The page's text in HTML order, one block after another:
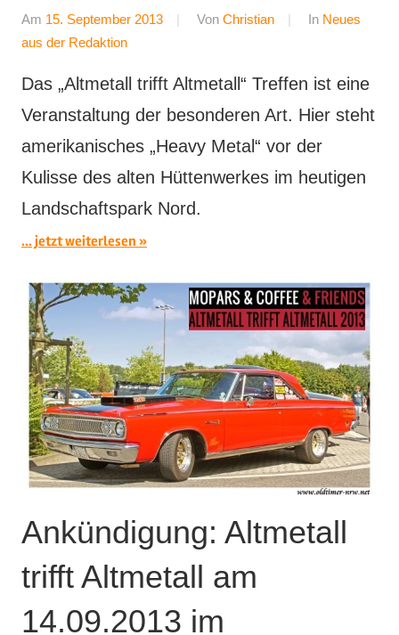
Am 15. September 2013 Von Christian In Neues
aus der Redaktion
Das „Altmetall trifft Altmetall“ Treffen ist eine
Veranstaltung der besonderen Art. Hier steht
amerikanisches „Heavy Metal“ vor der
Kulisse des alten Hüttenwerkes im heutigen
Landschaftspark Nord.
... jetzt weiterlesen
Ankündigung: Altmetall
trifft Altmetall am
14.09.2013 im